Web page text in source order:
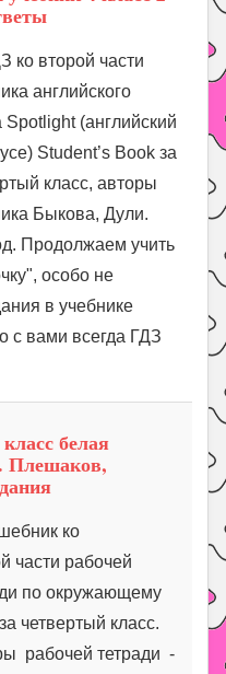
ко второй части
английского
Spotlight (английский
Student’s Book за
класс, авторы
Быкова, Дули.
Продолжаем учить
особо не
в учебнике
с вами всегда ГДЗ
белая
Плешаков,
ко
части рабочей
по окружающему
четвертый класс.
рабочей тетради -